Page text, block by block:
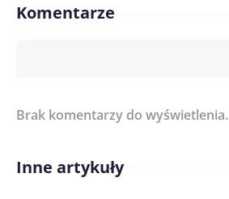
Komentarze
Imię/ Nick*
Brak komentarzy do wyświetlenia.
Inne artykuły